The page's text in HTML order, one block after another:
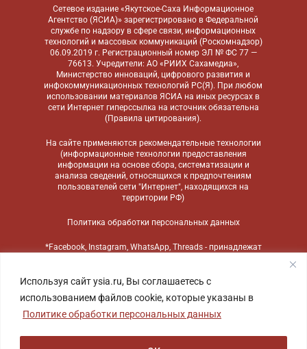
Используя сайт ysia.ru, Вы соглашаетесь с
использованием файлов cookie, которые указаны в
Политике обработки персональных данных
Сетевое издание «Якутское-Саха Информационное
Агентство (ЯСИА)» зарегистрировано в Федеральной
службе по надзору в сфере связи, информационных
технологий и массовых коммуникаций (Роскомнадзор)
06.09.2019 г. Регистрационный номер ЭЛ № ФС 77 —
76613. Учредители: АО «РИИХ Сахамедиа»,
Министерство инноваций, цифрового развития и
инфокоммуникационных технологий РС(Я). При любом
использовании материалов ЯСИА на иных ресурсах в
сети Интернет гиперссылка на источник обязательна
(Правила цитирования).
На сайте применяются рекомендательные технологии
(информационные технологии предоставления
информации на основе сбора, систематизации и
анализа сведений, относящихся к предпочтениям
пользователей сети "Интернет", находящихся на
территории РФ)
Политика обработки персональных данных
*Facebook, Instagram, WhatsApp, Threads - принадлежат